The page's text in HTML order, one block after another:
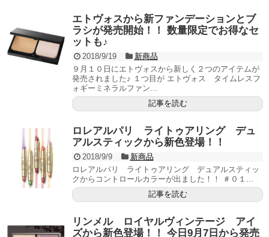
エトヴォスから新ファンデーションとブ
ラシが発売開始！！ 数量限定でお得なセ
ットも♪
2018/9/19
新商品
９月１０日にエトヴォスから新しく２つのアイテムが
発売されました♪ １つ目が エトヴォス タイムレスフ
ォギーミネラルファン...
記事を読む
ロレアルパリ ライトゥアリング デュ
アルスティックから新色登場！！
2018/9/9
新商品
ロレアルパリ ライトゥアリング デュアルスティッ
クからコントロールカラーが出ました！！ ＃０１...
記事を読む
リンメル ロイヤルヴィンテージ アイ
ズから新色登場！！ 今日9月7日から発売